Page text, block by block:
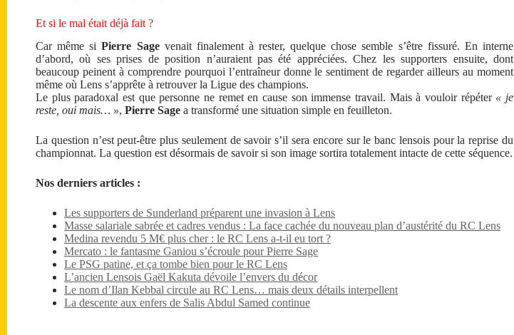
Et si le mal était déjà fait ?
Car même siPierre Sagevenait finalement à rester, quelque chose semble s’être fissuré. En interne
d’abord, où ses prises de position n’auraient pas été appréciées. Chez les supporters ensuite, dont
beaucoup peinent à comprendre pourquoi l’entraîneur donne le sentiment de regarder ailleurs au moment
même où Lens s’apprête à retrouver la Ligue des champions.
Le plus paradoxal est que personne ne remet en cause son immense travail. Mais à vouloir répéter « je
reste, oui mais… », Pierre Sage a transformé une situation simple en feuilleton.
La question n’est peut-être plus seulement de savoir s’il sera encore sur le banc lensois pour la reprise du
championnat. La question est désormais de savoir si son image sortira totalement intacte de cette séquence.
Nos derniers articles :
Les supporters de Sunderland préparent une invasion à Lens
Masse salariale sabrée et cadres vendus : La face cachée du nouveau plan d’austérité du RC Lens
Medina revendu 5 M€ plus cher : le RC Lens a-t-il eu tort ?
Mercato : le fantasme Ganiou s’écroule pour Pierre Sage
Le PSG patine, et ça tombe bien pour le RC Lens
L’ancien Lensois Gaël Kakuta dévoile l’envers du décor
Le nom d’Ilan Kebbal circule au RC Lens… mais deux détails interpellent
La descente aux enfers de Salis Abdul Samed continue